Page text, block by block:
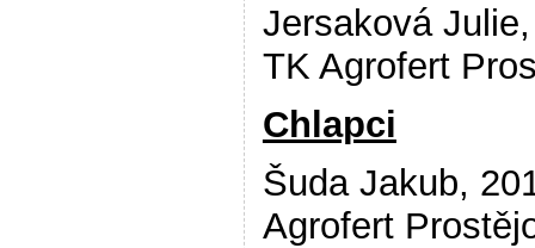
Jersaková
TK Agrofert
Chlapci
Šuda Jakub,
Agrofert